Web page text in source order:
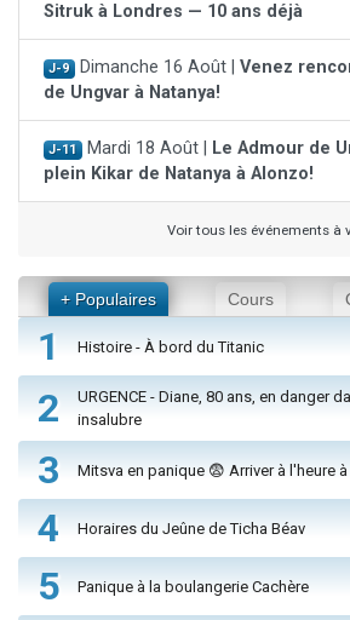
Sitruk à Londres — 10 ans déjà
J-9 Dimanche 16 Août | Venez
de Ungvar à Natanya!
J-11 Mardi 18 Août |
Le Admour de
plein Kikar de Natanya à Alonzo!
Voir tous les événements à
+ Populaires Cours
1 Histoire - À bord du Titanic
2
URGENCE - Diane, 80 ans, en danger
insalubre
3 Mitsva en panique 😨 Arriver à l'heure à
4 Horaires du Jeûne de Ticha Béav
5 Panique à la boulangerie Cachère